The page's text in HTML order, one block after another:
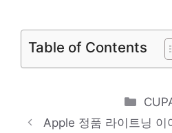
품
로랜텍 아이패드 펜슬수
스, 베이비
제품
Table of Contents
Apple 정품 라이트닝